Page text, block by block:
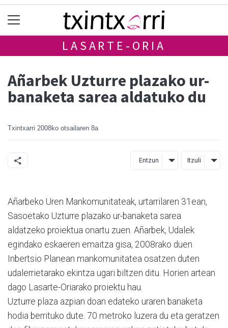
LASARTE-ORIA
Añarbek Uzturre plazako ur-
banaketa sarea aldatuko du
Txintxarri 2008ko otsailaren 8a
Entzun Itzuli
Añarbeko Uren Mankomunitateak, urtarrilaren 31ean,
Sasoetako Uzturre plazako ur-banaketa sarea
aldatzeko proiektua onartu zuen. Añarbek, Udalek
egindako eskaeren emaitza gisa, 2008rako duen
Inbertsio Planean mankomunitatea osatzen duten
udalerrietarako ekintza ugari biltzen ditu. Horien artean
dago Lasarte-Oriarako proiektu hau.
Uzturre plaza azpian doan edateko uraren banaketa
hodia berrituko dute. 70 metroko luzera du eta geratzen